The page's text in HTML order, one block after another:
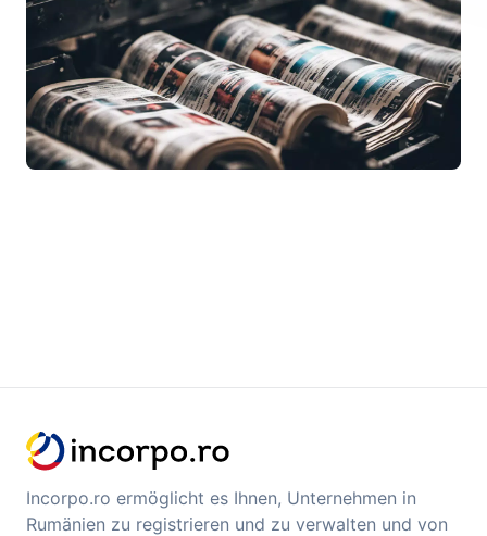
Incorpo.ro ermöglicht es Ihnen, Unternehmen in
Rumänien zu registrieren und zu verwalten und von